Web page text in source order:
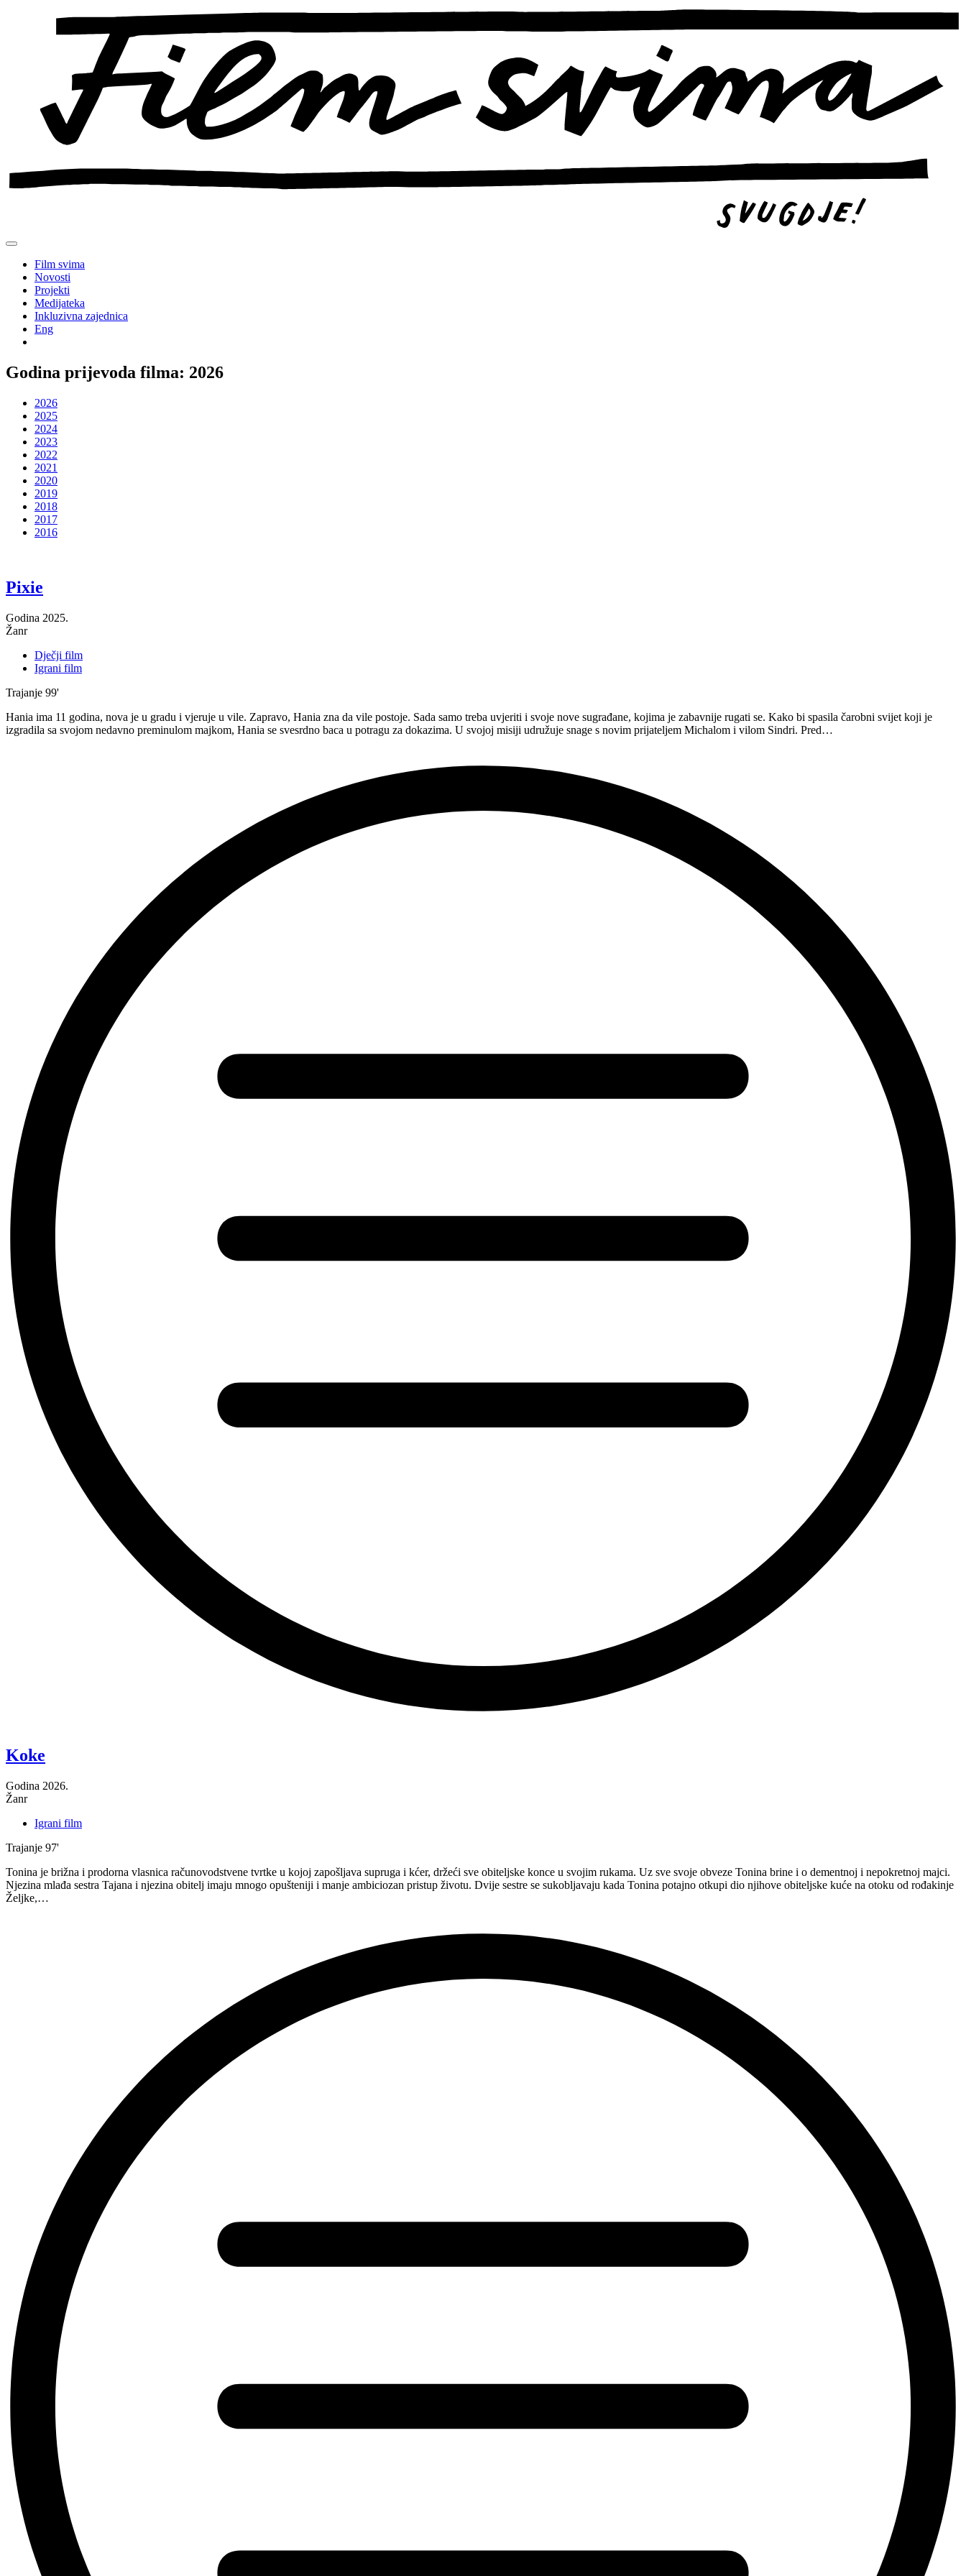
Film svima
Novosti
Projekti
Medijateka
Inkluzivna zajednica
Eng
Godina prijevoda filma: 2026
2026
2025
2024
2023
2022
2021
2020
2019
2018
2017
2016
Pixie
Godina 2025.
Žanr
Dječji film
Igrani film
Trajanje 99'
Hania ima 11 godina, nova je u gradu i vjeruje u vile. Zapravo, Hania zna da vile postoje. Sada samo treba uvjeriti i svoje nove sugrađane, kojima je zabavnije rugati se. Kako bi spasila čarobni svijet koji je
izgradila sa svojom nedavno preminulom majkom, Hania se svesrdno baca u potragu za dokazima. U svojoj misiji udružuje snage s novim prijateljem Michalom i vilom Sindri. Pred…
Koke
Godina 2026.
Žanr
Igrani film
Trajanje 97'
Tonina je brižna i prodorna vlasnica računovodstvene tvrtke u kojoj zapošljava supruga i kćer, držeći sve obiteljske konce u svojim rukama. Uz sve svoje obveze Tonina brine i o dementnoj i nepokretnoj majci.
Njezina mlađa sestra Tajana i njezina obitelj imaju mnogo opušteniji i manje ambiciozan pristup životu. Dvije sestre se sukobljavaju kada Tonina potajno otkupi dio njihove obiteljske kuće na otoku od rođakinje
Željke,…